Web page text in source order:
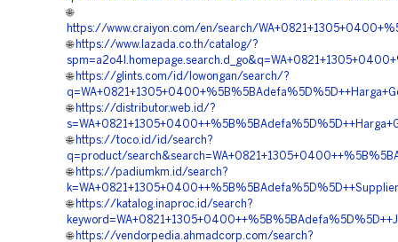
🌐
https://www.craiyon.com/en/search/
🌐 https://www.lazada.co.th/catalog/?
🌐 https://glints.com/id/lowongan/search/?
🌐 https://distributor.web.id/?
🌐 https://toco.id/id/search?
q=product/
🌐 https://padiumkm.id/search?
🌐 https://katalog.inaproc.id/search?
🌐 https://vendorpedia.ahmadcorp.com/search?